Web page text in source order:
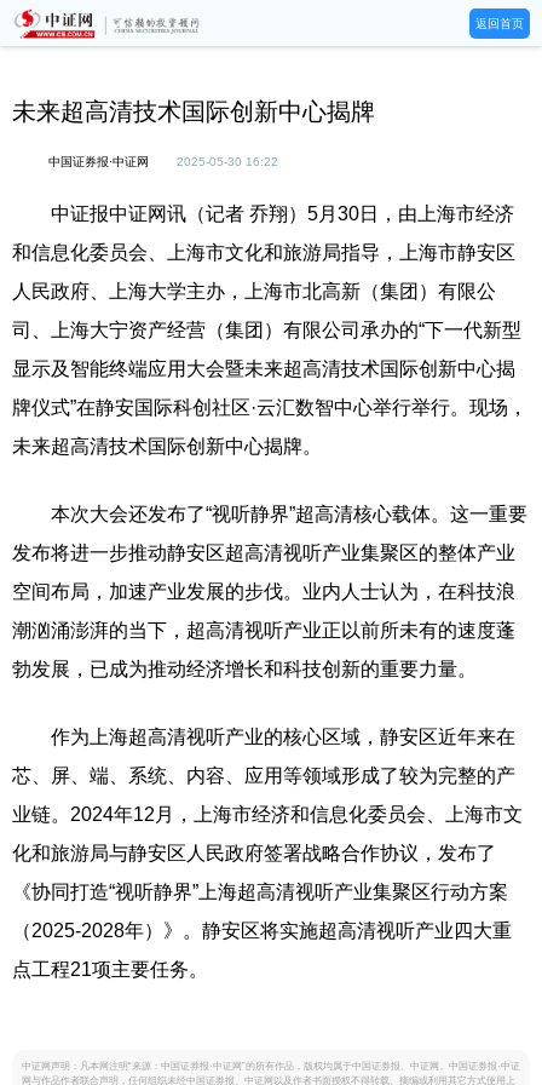
返回首页
未来超高清技术国际创新中心揭牌
中国证券报·中证网 2025-05-30 16:22
中证报中证网讯（记者 乔翔）5月30日，由上海市经济
和信息化委员会、上海市文化和旅游局指导，上海市静安区
人民政府、上海大学主办，上海市北高新（集团）有限公
司、上海大宁资产经营（集团）有限公司承办的“下一代新型
显示及智能终端应用大会暨未来超高清技术国际创新中心揭
牌仪式”在静安国际科创社区·云汇数智中心举行举行。现场，
未来超高清技术国际创新中心揭牌。
本次大会还发布了“视听静界”超高清核心载体。这一重要
发布将进一步推动静安区超高清视听产业集聚区的整体产业
空间布局，加速产业发展的步伐。业内人士认为，在科技浪
潮汹涌澎湃的当下，超高清视听产业正以前所未有的速度蓬
勃发展，已成为推动经济增长和科技创新的重要力量。
作为上海超高清视听产业的核心区域，静安区近年来在
芯、屏、端、系统、内容、应用等领域形成了较为完整的产
业链。2024年12月，上海市经济和信息化委员会、上海市文
化和旅游局与静安区人民政府签署战略合作协议，发布了
《协同打造“视听静界”上海超高清视听产业集聚区行动方案
（2025-2028年）》。静安区将实施超高清视听产业四大重
点工程21项主要任务。
中证网声明：凡本网注明“来源：中国证券报·中证网”的所有作品，版权均属于中国证券报、中证网。中国证券报·中证
网与作品作者联合声明，任何组织未经中国证券报、中证网以及作者书面授权不得转载、摘编或利用其它方式使用上